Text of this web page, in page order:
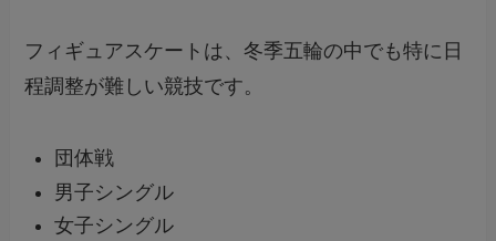
フィギュアスケートは、冬季五輪の中でも特に日
程調整が難しい競技です。
団体戦
男子シングル
女子シングル